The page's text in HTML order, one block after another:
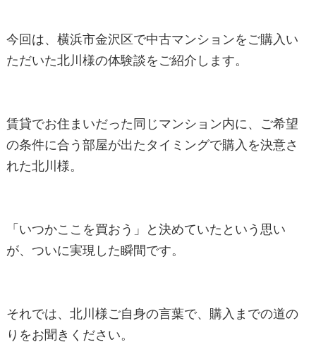
今回は、横浜市金沢区で中古マンションをご購入い
ただいた北川様の体験談をご紹介します。
賃貸でお住まいだった同じマンション内に、ご希望
の条件に合う部屋が出たタイミングで購入を決意さ
れた北川様。
「いつかここを買おう」と決めていたという思い
が、ついに実現した瞬間です。
それでは、北川様ご自身の言葉で、購入までの道の
りをお聞きください。